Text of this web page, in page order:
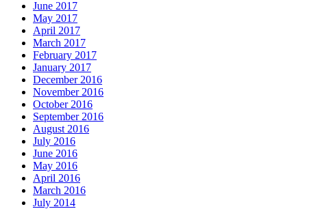
June 2017
May 2017
April 2017
March 2017
February 2017
January 2017
December 2016
November 2016
October 2016
September 2016
August 2016
July 2016
June 2016
May 2016
April 2016
March 2016
July 2014